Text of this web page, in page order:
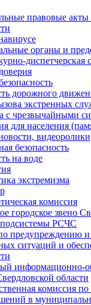
правовые акты
органы и
дорожного
экстренных
с чрезвычайными
для населения
безопасность
на воде
экстремизма
комиссия
городское звено
подсистемы РСЧС
предупреждению
ситуаций и
информационно-
области
комиссия
в